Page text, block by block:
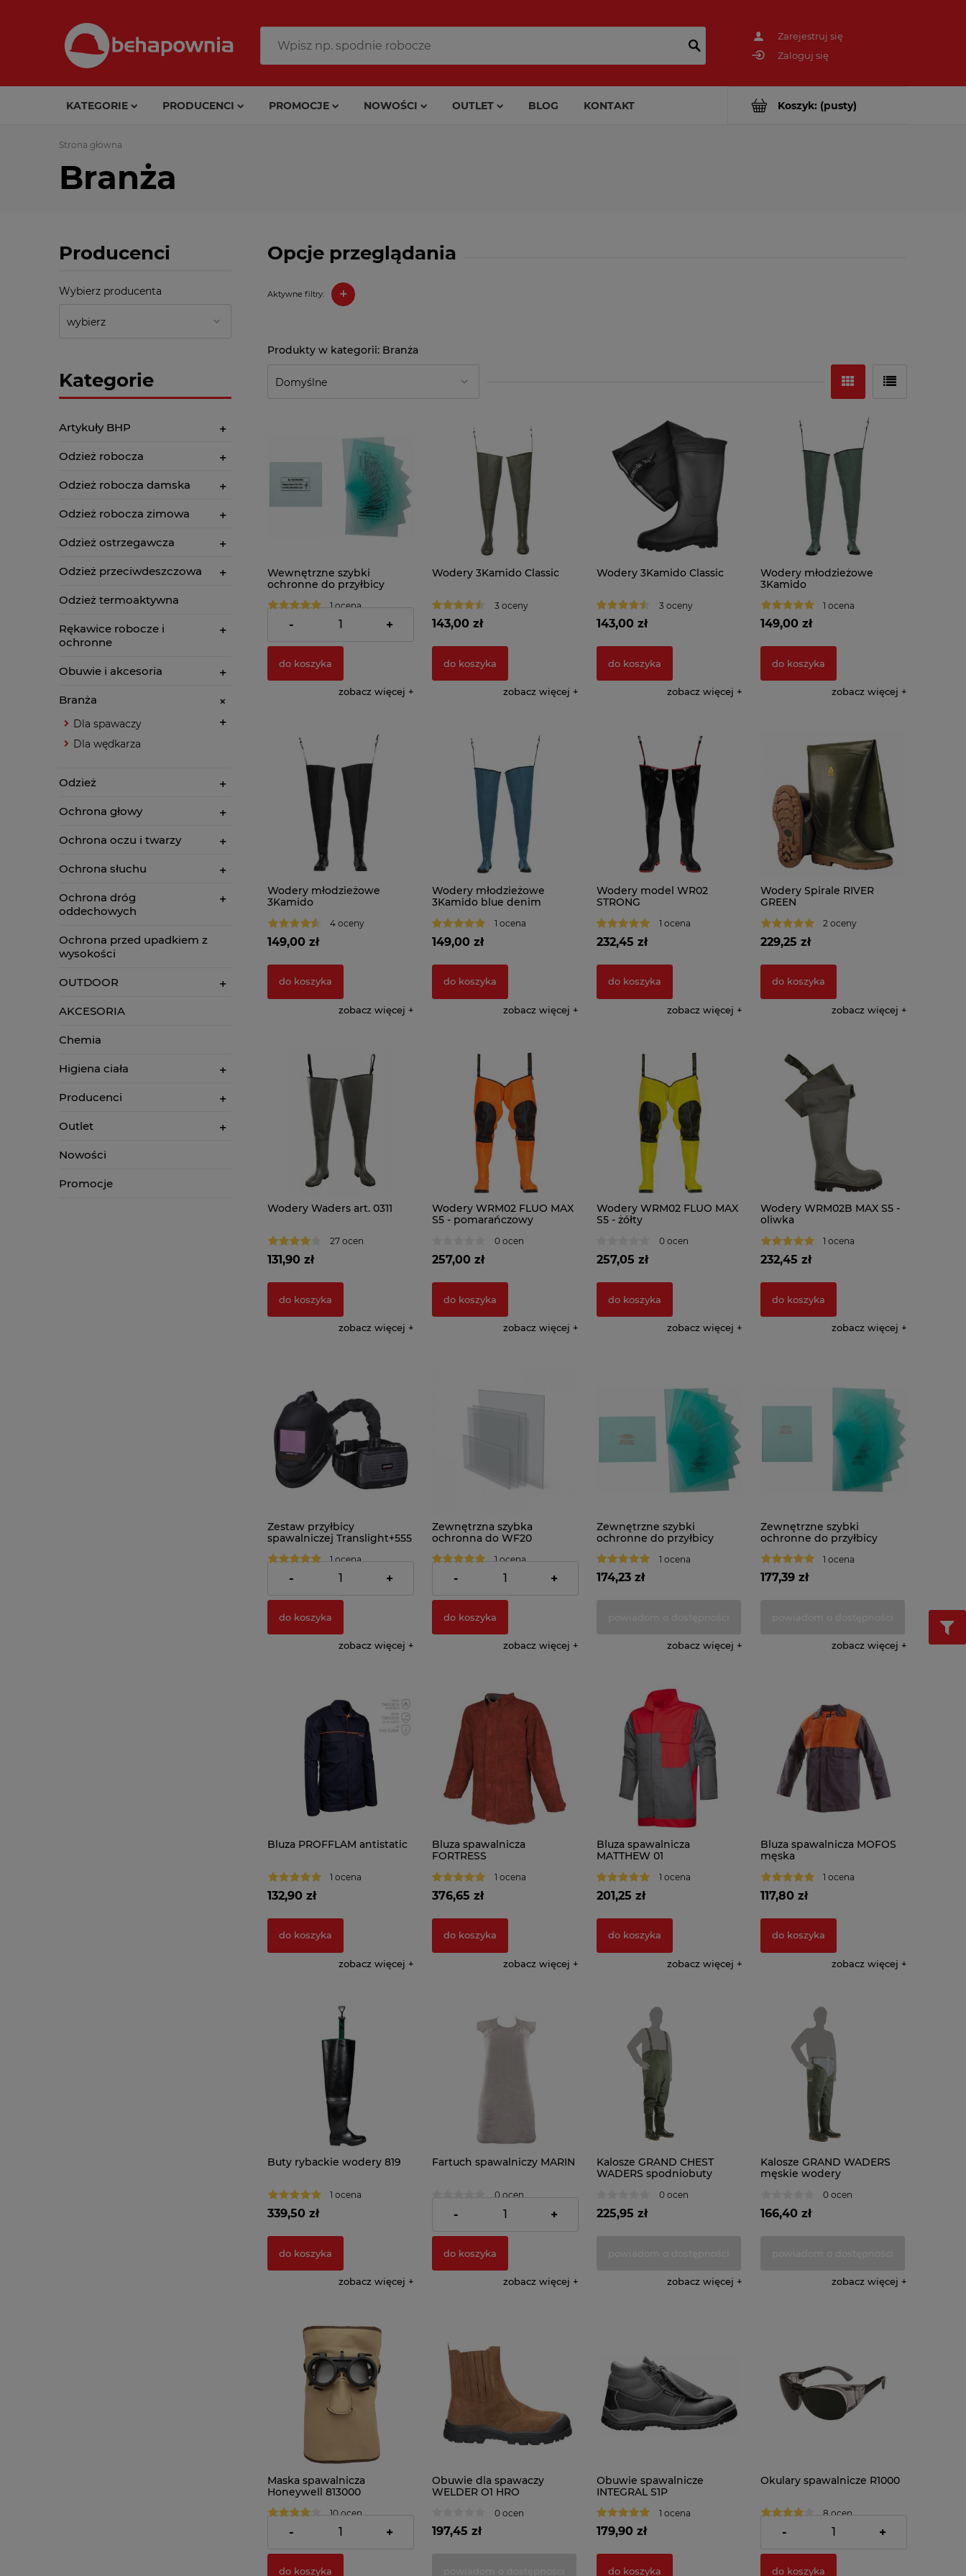
Zarejestruj się
Zaloguj się
Koszyk: (pusty)
KATEGORIE PRODUCENCI PROMOCJE NOWOŚCI OUTLET BLOG KONTAKT
Strona główna
Branża
Producenci
Wybierz producenta
Kategorie
Artykuły BHP
Odzież robocza
Odzież robocza damska
Odzież robocza zimowa
Odzież ostrzegawcza
Odzież przeciwdeszczowa
Odzież termoaktywna
Rękawice robocze i
ochronne
Obuwie i akcesoria
Branża
Dla spawaczy
Dla wędkarza
Odzież
Ochrona głowy
Ochrona oczu i twarzy
Ochrona słuchu
Ochrona dróg
oddechowych
Ochrona przed upadkiem z
wysokości
OUTDOOR
AKCESORIA
Chemia
Higiena ciała
Producenci
Outlet
Nowości
Promocje
Opcje przeglądania
Aktywne filtry: +
Branża
Wewnętrzne szybki
ochronne do przyłbicy
555 (10szt.)
1 ocena
126,32 zł
- +
do koszyka
zobacz więcej
Wodery 3Kamido Classic
3 oceny
143,00 zł
do koszyka
zobacz więcej
Wodery 3Kamido Classic
3 oceny
143,00 zł
do koszyka
zobacz więcej
Wodery młodzieżowe
3Kamido
1 ocena
149,00 zł
do koszyka
zobacz więcej
Wodery młodzieżowe
3Kamido
4 oceny
149,00 zł
do koszyka
zobacz więcej
Wodery młodzieżowe
3Kamido blue denim
1 ocena
149,00 zł
do koszyka
zobacz więcej
Wodery model WR02
STRONG
1 ocena
232,45 zł
do koszyka
zobacz więcej
Wodery Spirale RIVER
GREEN
2 oceny
229,25 zł
do koszyka
zobacz więcej
Wodery Waders art. 0311
27 ocen
131,90 zł
do koszyka
zobacz więcej
Wodery WRM02 FLUO MAX
S5 - pomarańczowy
0 ocen
257,00 zł
do koszyka
zobacz więcej
Wodery WRM02 FLUO MAX
S5 - żółty
0 ocen
257,05 zł
do koszyka
zobacz więcej
Wodery WRM02B MAX S5 -
oliwka
1 ocena
232,45 zł
do koszyka
zobacz więcej
Zestaw przyłbicy
spawalniczej Translight+555
TH3
1 ocena
4 213,36 zł
- +
do koszyka
zobacz więcej
Zewnętrzna szybka
ochronna do WF20
1 ocena
90,92 zł
- +
do koszyka
zobacz więcej
Zewnętrzne szybki
ochronne do przyłbicy
355&455 (10szt.)1 ocena
174,23 zł
zobacz więcej
Zewnętrzne szybki
ochronne do przyłbicy
555 (10szt.)
1 ocena
177,39 zł
zobacz więcej
Bluza PROFFLAM antistatic
1 ocena
132,90 zł
do koszyka
zobacz więcej
Bluza spawalnicza
FORTRESS
1 ocena
376,65 zł
do koszyka
zobacz więcej
Bluza spawalnicza
MATTHEW 01
1 ocena
201,25 zł
do koszyka
zobacz więcej
Bluza spawalnicza MOFOS
męska
1 ocena
117,80 zł
do koszyka
zobacz więcej
Buty rybackie wodery 819
1 ocena
339,50 zł
do koszyka
zobacz więcej
Fartuch spawalniczy MARIN
0 ocen
81,80 zł
- +
do koszyka
zobacz więcej
Kalosze GRAND CHEST
WADERS spodniobuty
0 ocen
225,95 zł
zobacz więcej
Kalosze GRAND WADERS
męskie wodery
0 ocen
166,40 zł
zobacz więcej
Maska spawalnicza
Honeywell 813000
10 ocen
349,90 zł
- +
do koszyka
Obuwie dla spawaczy
WELDER O1 HRO
0 ocen
197,45 zł
Obuwie spawalnicze
INTEGRAL S1P
1 ocena
179,90 zł
do koszyka
Okulary spawalnicze R1000
8 ocen
76,45 zł
- +
do koszyka